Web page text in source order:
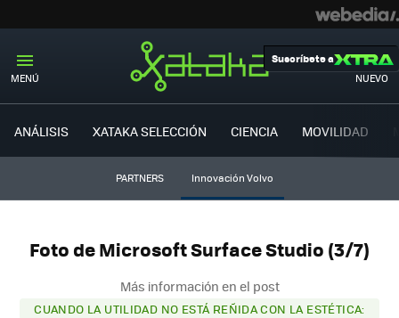
MENÚ NUEVO
Suscríbete a
ANÁLISIS XATAKA SELECCIÓN CIENCIA MOVILIDAD
PARTNERS Innovación Volvo
Foto de Microsoft Surface Studio (3/7)
Más información en el post
CUANDO LA UTILIDAD NO ESTÁ REÑIDA CON LA ESTÉTICA: